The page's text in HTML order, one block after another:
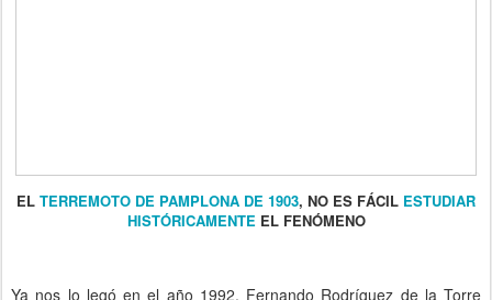
EL TERREMOTO DE PAMPLONA DE 1903, NO ES FÁCIL ESTUDIAR
HISTÓRICAMENTEEL FENÓMENO
Ya nos lo legó en el año 1992, Fernando Rodríguez de la Torre